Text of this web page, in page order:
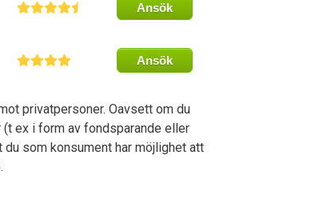
Ansök
Ansök
privatpersoner. Oavsett om du
ex i form av fondsparande eller
som konsument har möjlighet att